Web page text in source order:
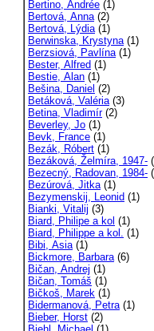
Bertino, Andrée (1)
Bertová, Anna(2)
Bertová, Lýdia(1)
Berwinska, Krystyna(1)
Berzsiová, Pavlína(1)
Bester, Alfred (1)
Bestie, Alan (1)
Bešina, Daniel (2)
Betáková, Valéria(3)
Betina, Vladimír(2)
Beverley, Jo (1)
Bevk, France (1)
Bezák, Róbert (1)
Bezáková, Želmíra, 1947-
Bezecný, Radovan, 1984-
Bezúrová, Jitka(1)
Bezymenskij, Leonid (1)
Bianki, Vitalij (3)
Biard, Philipe a kol (1)
Biard, Philippe a kol. (1)
Bibi, Asia(1)
Bickmore, Barbara(6)
Bičan, Andrej (1)
Bičan, Tomáš (1)
Bičkoš, Marek (1)
Bidermanová, Petra(1)
Bieber, Horst (2)